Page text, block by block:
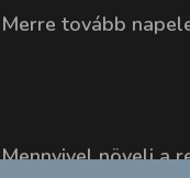
Merre tovább
Mennyivel növeli a